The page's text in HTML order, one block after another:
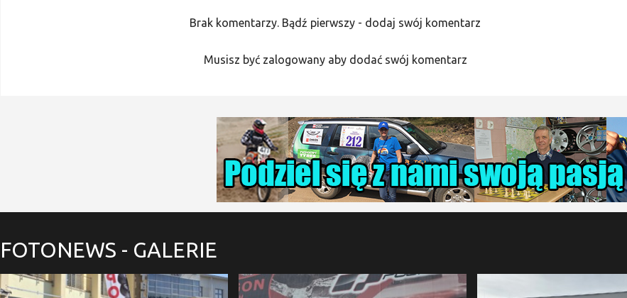
Brak komentarzy. Bądź pierwszy - dodaj swój komentarz
Musisz być zalogowany aby dodać swój komentarz
FOTONEWS - GALERIE